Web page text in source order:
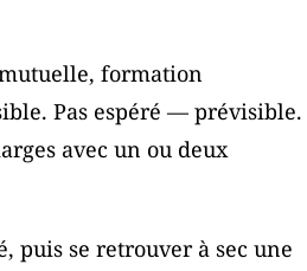
mutuelle, formation
Pas espéré — prévisible.
avec un ou deux
puis se retrouver à sec une